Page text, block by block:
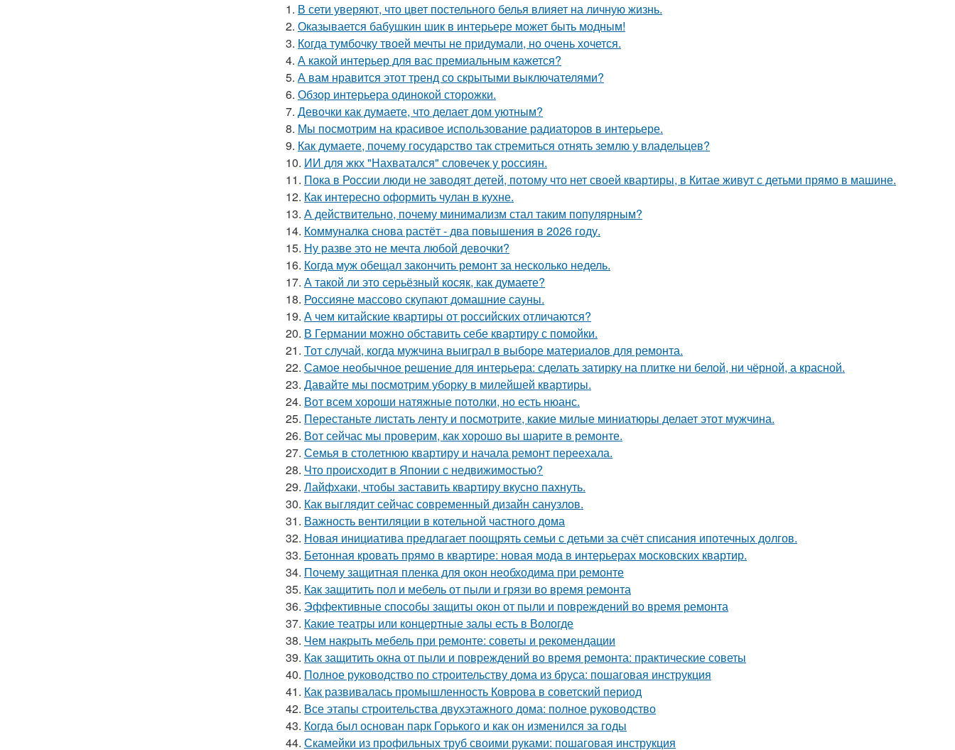
1. В сети уверяют, что цвет постельного белья влияет на личную жизнь.
2. Оказывается бабушкин шик в интерьере может быть модным!
3. Когда тумбочку твоей мечты не придумали, но очень хочется.
4. А какой интерьер для вас премиальным кажется?
5. А вам нравится этот тренд со скрытыми выключателями?
6. Обзор интерьера одинокой сторожки.
7. Девочки как думаете, что делает дом уютным?
8. Мы посмотрим на красивое использование радиаторов в интерьере.
9. Как думаете, почему государство так стремиться отнять землю у владельцев?
10. ИИ для жкх "Нахватался" словечек у россиян.
11. Пока в России люди не заводят детей, потому что нет своей квартиры, в Китае живут с детьми прямо в машине.
12. Как интересно оформить чулан в кухне.
13. А действительно, почему минимализм стал таким популярным?
14. Коммуналка снова растёт - два повышения в 2026 году.
15. Ну разве это не мечта любой девочки?
16. Когда муж обещал закончить ремонт за несколько недель.
17. А такой ли это серьёзный косяк, как думаете?
18. Россияне массово скупают домашние сауны.
19. А чем китайские квартиры от российских отличаются?
20. В Германии можно обставить себе квартиру с помойки.
21. Тот случай, когда мужчина выиграл в выборе материалов для ремонта.
22. Самое необычное решение для интерьера: сделать затирку на плитке ни белой, ни чёрной, а красной.
23. Давайте мы посмотрим уборку в милейшей квартиры.
24. Вот всем хороши натяжные потолки, но есть нюанс.
25. Перестаньте листать ленту и посмотрите, какие милые миниатюры делает этот мужчина.
26. Вот сейчас мы проверим, как хорошо вы шарите в ремонте.
27. Семья в столетнюю квартиру и начала ремонт переехала.
28. Что происходит в Японии с недвижимостью?
29. Лайфхаки, чтобы заставить квартиру вкусно пахнуть.
30. Как выглядит сейчас современный дизайн санузлов.
31. Важность вентиляции в котельной частного дома
32. Новая инициатива предлагает поощрять семьи с детьми за счёт списания ипотечных долгов.
33. Бетонная кровать прямо в квартире: новая мода в интерьерах московских квартир.
34. Почему защитная пленка для окон необходима при ремонте
35. Как защитить пол и мебель от пыли и грязи во время ремонта
36. Эффективные способы защиты окон от пыли и повреждений во время ремонта
37. Какие театры или концертные залы есть в Вологде
38. Чем накрыть мебель при ремонте: советы и рекомендации
39. Как защитить окна от пыли и повреждений во время ремонта: практические советы
40. Полное руководство по строительству дома из бруса: пошаговая инструкция
41. Как развивалась промышленность Коврова в советский период
42. Все этапы строительства двухэтажного дома: полное руководство
43. Когда был основан парк Горького и как он изменился за годы
44. Скамейки из профильных труб своими руками: пошаговая инструкция